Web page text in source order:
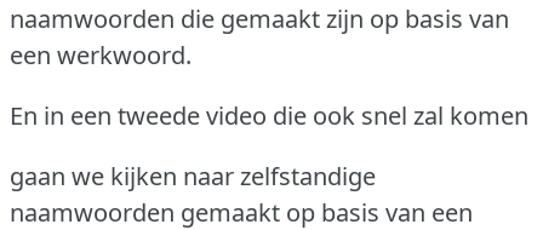
naamwoorden die gemaakt zijn op basis van
een werkwoord.
En in een tweede video die ook snel zal komen
gaan we kijken naar zelfstandige
naamwoorden gemaakt op basis van een